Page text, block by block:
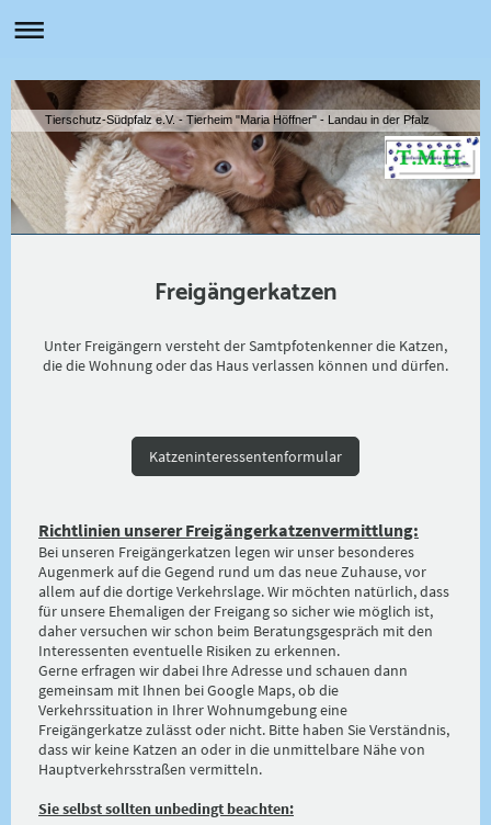
Tierschutz-Südpfalz e.V. - Tierheim "Maria Höffner" - Landau in der Pfalz
Freigängerkatzen
Unter Freigängern versteht der Samtpfotenkenner die Katzen,
die die Wohnung oder das Haus verlassen können und dürfen.
Katzeninteressentenformular
Richtlinien unserer Freigängerkatzenvermittlung:
Bei unseren Freigängerkatzen legen wir unser besonderes
Augenmerk auf die Gegend rund um das neue Zuhause, vor
allem auf die dortige Verkehrslage. Wir möchten natürlich, dass
für unsere Ehemaligen der Freigang so sicher wie möglich ist,
daher versuchen wir schon beim Beratungsgespräch mit den
Interessenten eventuelle Risiken zu erkennen.
Gerne erfragen wir dabei Ihre Adresse und schauen dann
gemeinsam mit Ihnen bei Google Maps, ob die
Verkehrssituation in Ihrer Wohnumgebung eine
Freigängerkatze zulässt oder nicht. Bitte haben Sie Verständnis,
dass wir keine Katzen an oder in die unmittelbare Nähe von
Hauptverkehrsstraßen vermitteln.
Sie selbst sollten unbedingt beachten: